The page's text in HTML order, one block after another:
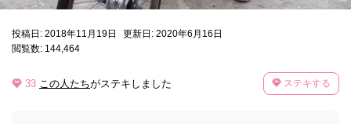
投稿日: 2018年11月19日
更新日: 2020年6月16日
閲覧数: 144,464
33 この人たちがステキしました ステキする